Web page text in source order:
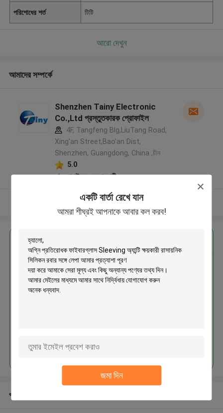
একটি বার্তা রেখে যান
আমরা শীঘ্রই আপনাকে আবার কল করব!
জমা দিন
পরিশোধের শর্ত টিটি
আরো দেখুন
আমাদের সম্পর্কে
Shenzhen Tainy Electronic
Co.,Ltd প্রস্তুতকারক প্রোফাইল
4F, Tangfeng Blg,LiuTang Road,
Xing'an Street,Bao'an Dist,
Shenzhen, Guangdong, China ,চীন
5.0
যাচাইকৃত সরবরাহকারী
আরো দেখুন
অগ্নি প্রতিরোধক ফাইবারগ্লাস Sleeving
অ্যান্টি ক্ষয়কারী রাসায়নিক সিলিকন রবার সঙ্গে
চালিয়ে
প্রস্তাবিত পণ্য